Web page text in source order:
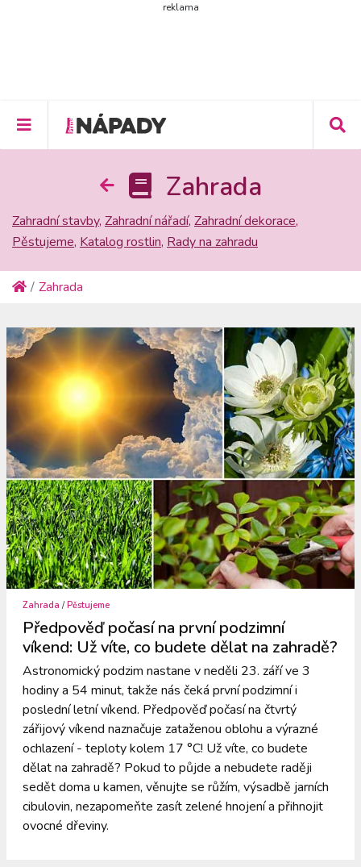
reklama
Zahrada
Zahradní stavby, Zahradní nářadí, Zahradní dekorace,
Pěstujeme, Katalog rostlin, Rady na zahradu
Zahrada
Zahrada /Pěstujeme
Předpověď počasí na první podzimní
víkend: Už víte, co budete dělat na zahradě?
Astronomický podzim nastane v neděli 23. září ve 3
hodiny a 54 minut, takže nás čeká první podzimní i
poslední letní víkend. Předpověď počasí na čtvrtý
zářijový víkend naznačuje zataženou oblohu a výrazné
ochlazení - teploty kolem 17 °C! Už víte, co budete
dělat na zahradě? Pokud to půjde a nebudete raději
sedět doma u kamen, věnujte se růžím, výsadbě jarních
cibulovin, nezapomeňte zasít zelené hnojení a přihnojit
ovocné dřeviny.